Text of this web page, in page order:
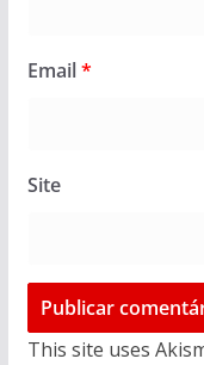
Email*
Site
This site uses